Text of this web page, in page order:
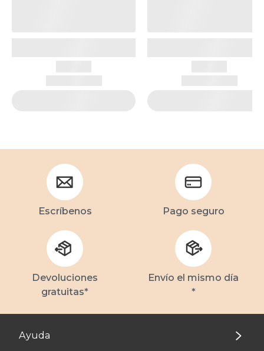
Escríbenos Pago seguro
Devoluciones
gratuitas*
Envío el mismo día
*
Ayuda